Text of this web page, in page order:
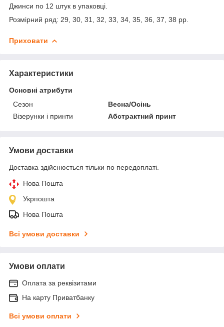
Джинси по 12 штук в упаковці.
Розмірний ряд: 29, 30, 31, 32, 33, 34, 35, 36, 37, 38 pp.
Приховати
Характеристики
Основні атрибути
Сезон
Весна/Осінь
Візерунки і принти
Абстрактний принт
Умови доставки
Доставка здійснюється тільки по передоплаті.
Нова Пошта
Укрпошта
Нова Пошта
Всі умови доставки
Умови оплати
Оплата за реквізитами
На карту Приватбанку
Всі умови оплати